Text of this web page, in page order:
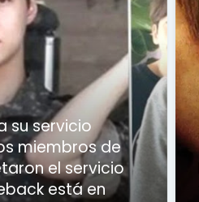
su servicio
miembros de
el servicio
está en